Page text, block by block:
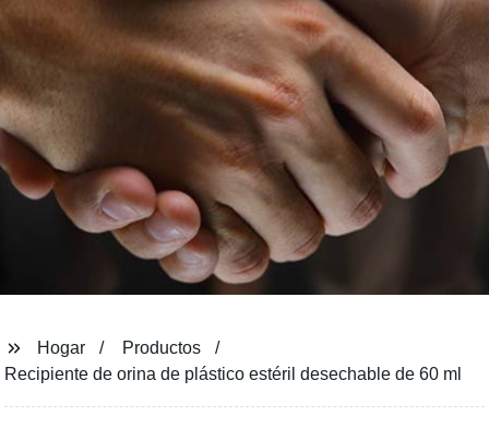
CALIDAD EXTRAORDINARIA
Ver todos los productos
Hogar
Productos
Recipiente de orina de plástico estéril desechable de 60 ml